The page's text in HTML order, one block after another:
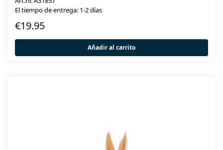
El tiempo de entrega: 1-2 días
€19.95
Añadir al carrito